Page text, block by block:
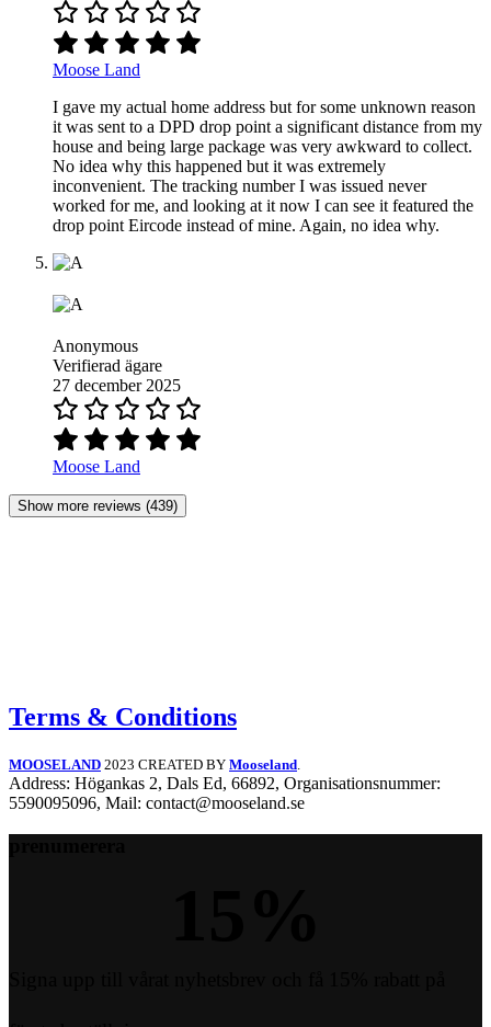
Moose Land
I gave my actual home address but for some unknown reason
it was sent to a DPD drop point a significant distance from my
house and being large package was very awkward to collect.
No idea why this happened but it was extremely
inconvenient. The tracking number I was issued never
worked for me, and looking at it now I can see it featured the
drop point Eircode instead of mine. Again, no idea why.
Anonymous
Verifierad ägare
27 december 2025
Moose Land
Show more reviews (439)
Terms & Conditions
MOOSELAND 2023 CREATED BY Mooseland
Address: Högankas 2, Dals Ed, 66892, Organisationsnummer:
5590095096, Mail: contact@mooseland.se